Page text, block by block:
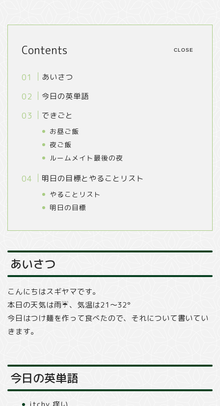
CLOSE
Contents
あいさつ
今日の英単語
できごと
お昼ご飯
夜ご飯
ルームメイト最後の夜
明日の目標とやることリスト
やることリスト
明日の目標
あいさつ
こんにちはスギヤマです。
本日の天気は雨☔️、気温は21〜32°
今日はつけ麺を作って食べたので、それについて書いてい
きます。
今日の英単語